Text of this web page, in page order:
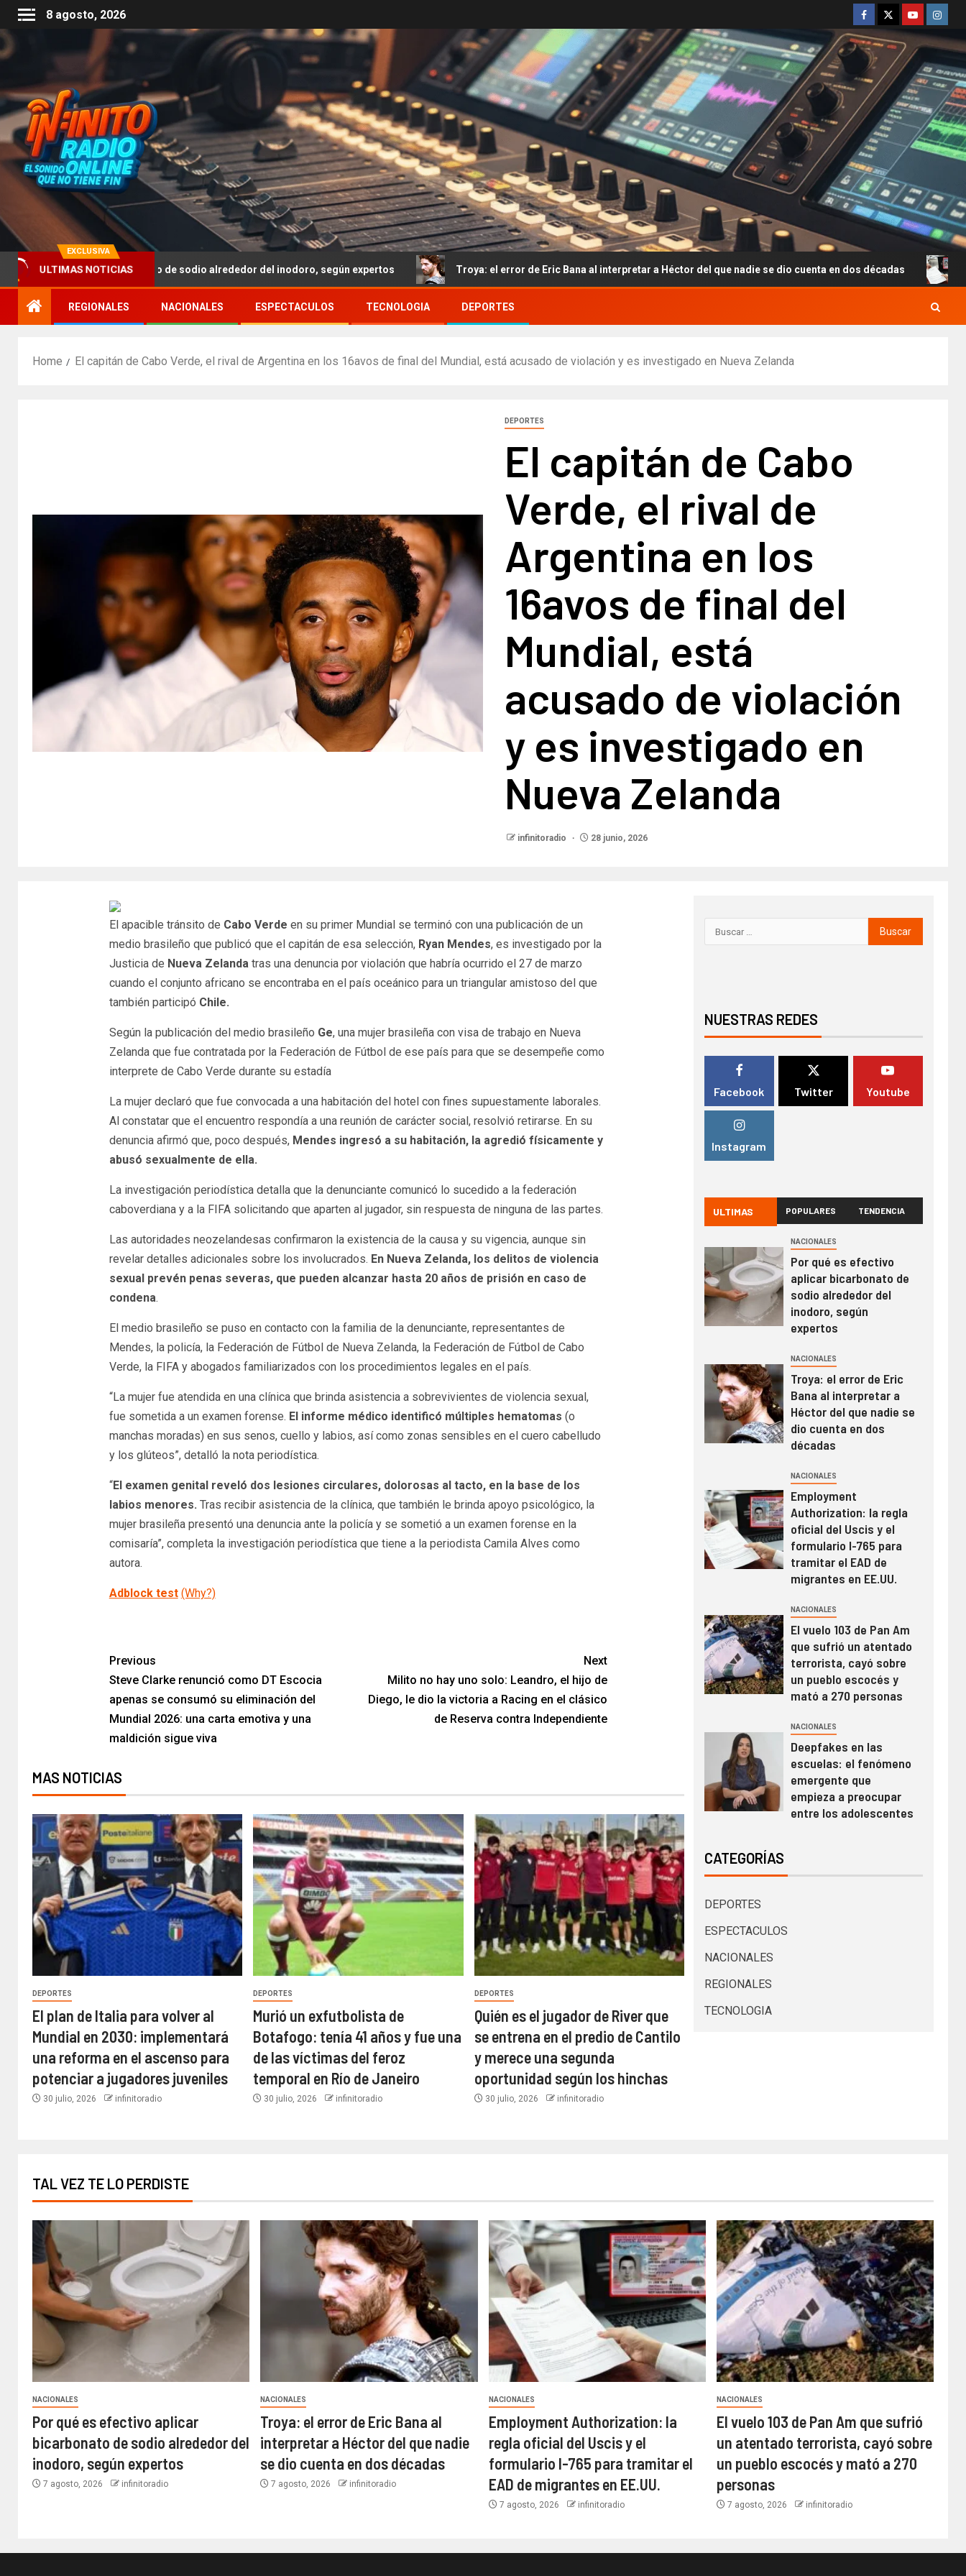
8 agosto, 2026
EXCLUSIVA
ULTIMAS NOTICIAS
bicarbonato de sodio alrededor del inodoro, según expertos Troya: el error de Eric Bana al interpretar a Héctor del que nadie se dio cuenta en dos décadas Employment
REGIONALES NACIONALES ESPECTACULOS TECNOLOGIA DEPORTES
Home El capitán de Cabo Verde, el rival de Argentina en los 16avos de final del Mundial, está acusado de violación y es investigado en Nueva Zelanda
DEPORTES
El capitán de Cabo
Verde, el rival de
Argentina en los
16avos de final del
Mundial, está
acusado de violación
y es investigado en
Nueva Zelanda
infinitoradio 28 junio, 2026
El apacible tránsito de Cabo Verde en su primer Mundial se terminó con una publicación de un
medio brasileño que publicó que el capitán de esa selección, Ryan Mendes, es investigado por la
Justicia de Nueva Zelanda tras una denuncia por violación que habría ocurrido el 27 de marzo
cuando el conjunto africano se encontraba en el país oceánico para un triangular amistoso del que
también participó Chile.
Según la publicación del medio brasileño Ge, una mujer brasileña con visa de trabajo en Nueva
Zelanda que fue contratada por la Federación de Fútbol de ese país para que se desempeñe como
interprete de Cabo Verde durante su estadía
La mujer declaró que fue convocada a una habitación del hotel con fines supuestamente laborales.
Al constatar que el encuentro respondía a una reunión de carácter social, resolvió retirarse. En su
denuncia afirmó que, poco después, Mendes ingresó a su habitación, la agredió físicamente y
abusó sexualmente de ella.
La investigación periodística detalla que la denunciante comunicó lo sucedido a la federación
caboverdiana y a la FIFA solicitando que aparten al jugador, sin respuesta de ninguna de las partes.
Las autoridades neozelandesas confirmaron la existencia de la causa y su vigencia, aunque sin
revelar detalles adicionales sobre los involucrados. En Nueva Zelanda, los delitos de violencia
sexual prevén penas severas, que pueden alcanzar hasta 20 años de prisión en caso de
condena.
El medio brasileño se puso en contacto con la familia de la denunciante, representantes de
Mendes, la policía, la Federación de Fútbol de Nueva Zelanda, la Federación de Fútbol de Cabo
Verde, la FIFA y abogados familiarizados con los procedimientos legales en el país.
“La mujer fue atendida en una clínica que brinda asistencia a sobrevivientes de violencia sexual,
fue sometida a un examen forense. El informe médico identificó múltiples hematomas (o
manchas moradas) en sus senos, cuello y labios, así como zonas sensibles en el cuero cabelludo
y los glúteos”, detalló la nota periodística.
“El examen genital reveló dos lesiones circulares, dolorosas al tacto, en la base de los
labios menores. Tras recibir asistencia de la clínica, que también le brinda apoyo psicológico, la
mujer brasileña presentó una denuncia ante la policía y se sometió a un examen forense en la
comisaría”, completa la investigación periodística que tiene a la periodista Camila Alves como
autora.
Adblock test (Why?)
Previous
Steve Clarke renunció como DT Escocia
apenas se consumó su eliminación del
Mundial 2026: una carta emotiva y una
maldición sigue viva
Next
Milito no hay uno solo: Leandro, el hijo de
Diego, le dio la victoria a Racing en el clásico
de Reserva contra Independiente
MAS NOTICIAS
DEPORTES
El plan de Italia para volver al
Mundial en 2030: implementará
una reforma en el ascenso para
potenciar a jugadores juveniles
30 julio, 2026 infinitoradio
DEPORTES
Murió un exfutbolista de
Botafogo: tenía 41 años y fue una
de las víctimas del feroz
temporal en Río de Janeiro
30 julio, 2026 infinitoradio
DEPORTES
Quién es el jugador de River que
se entrena en el predio de Cantilo
y merece una segunda
oportunidad según los hinchas
30 julio, 2026 infinitoradio
NUESTRAS REDES
Facebook Twitter Youtube
Instagram
ULTIMAS POPULARES TENDENCIA
NACIONALES
Por qué es efectivo
aplicar bicarbonato de
sodio alrededor del
inodoro, según
expertos
NACIONALES
Troya: el error de Eric
Bana al interpretar a
Héctor del que nadie se
dio cuenta en dos
décadas
NACIONALES
Employment
Authorization: la regla
oficial del Uscis y el
formulario I-765 para
tramitar el EAD de
migrantes en EE.UU.
NACIONALES
El vuelo 103 de Pan Am
que sufrió un atentado
terrorista, cayó sobre
un pueblo escocés y
mató a 270 personas
NACIONALES
Deepfakes en las
escuelas: el fenómeno
emergente que
empieza a preocupar
entre los adolescentes
CATEGORÍAS
DEPORTES
ESPECTACULOS
NACIONALES
REGIONALES
TECNOLOGIA
TAL VEZ TE LO PERDISTE
NACIONALES
Por qué es efectivo aplicar
bicarbonato de sodio alrededor del
inodoro, según expertos
7 agosto, 2026 infinitoradio
NACIONALES
Troya: el error de Eric Bana al
interpretar a Héctor del que nadie
se dio cuenta en dos décadas
7 agosto, 2026 infinitoradio
NACIONALES
Employment Authorization: la
regla oficial del Uscis y el
formulario I-765 para tramitar el
EAD de migrantes en EE.UU.
7 agosto, 2026 infinitoradio
NACIONALES
El vuelo 103 de Pan Am que sufrió
un atentado terrorista, cayó sobre
un pueblo escocés y mató a 270
personas
7 agosto, 2026 infinitoradio